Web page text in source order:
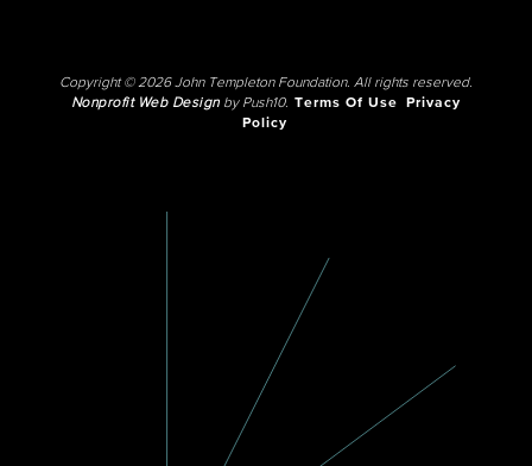
Copyright © 2026 John Templeton Foundation. All rights reserved.
Nonprofit Web Designby Push10. Terms Of Use
Privacy
Policy